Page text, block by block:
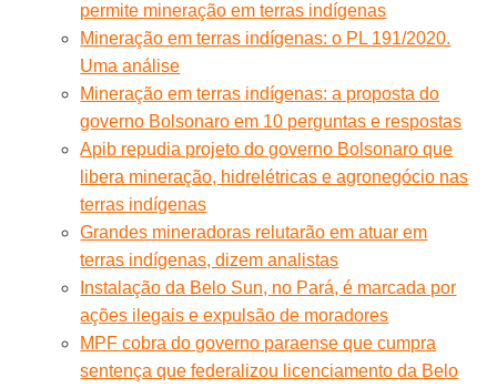
permite mineração em terras indígenas
Mineração em terras indígenas: o PL 191/2020.
Uma análise
Mineração em terras indígenas: a proposta do
governo Bolsonaro em 10 perguntas e respostas
Apib repudia projeto do governo Bolsonaro que
libera mineração, hidrelétricas e agronegócio nas
terras indígenas
Grandes mineradoras relutarão em atuar em
terras indígenas, dizem analistas
Instalação da Belo Sun, no Pará, é marcada por
ações ilegais e expulsão de moradores
MPF cobra do governo paraense que cumpra
sentença que federalizou licenciamento da Belo